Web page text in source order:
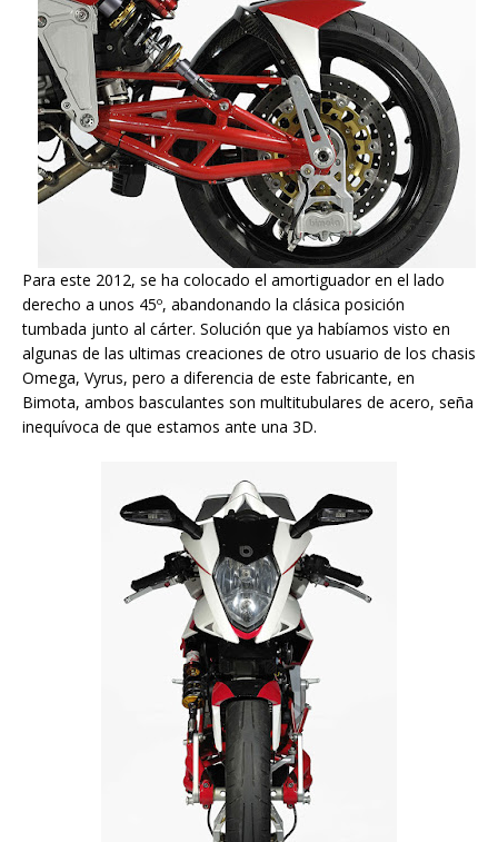
Para este 2012, se ha colocado el amortiguador en el lado
derecho a unos 45º, abandonando la clásica posición
tumbada junto al cárter. Solución que ya habíamos visto en
algunas de las ultimas creaciones de otro usuario de los chasis
Omega, Vyrus, pero a diferencia de este fabricante, en
Bimota, ambos basculantes son multitubulares de acero, seña
inequívoca de que estamos ante una 3D.